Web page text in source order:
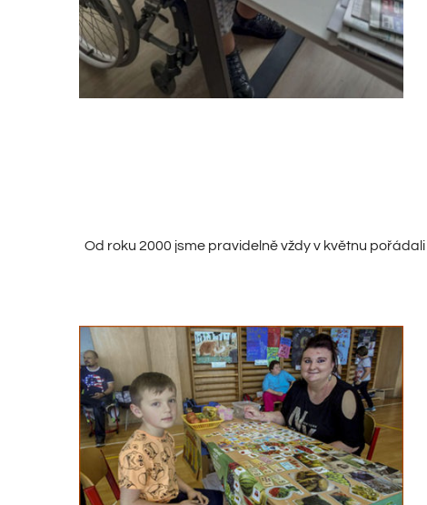
Od roku 2000 jsme pravidelně vždy v květnu